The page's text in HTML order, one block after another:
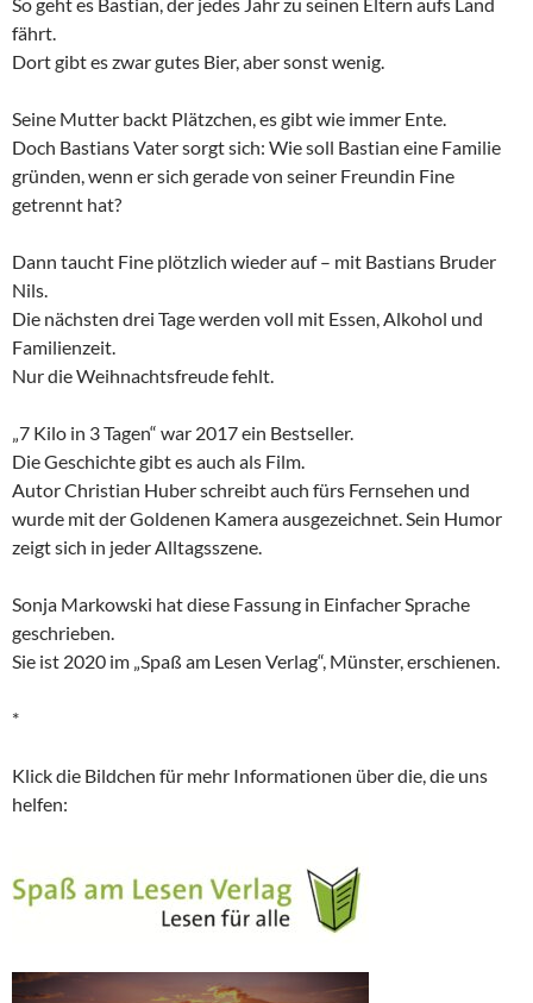
So geht es Bastian, der jedes Jahr zu seinen Eltern aufs Land
fährt.
Dort gibt es zwar gutes Bier, aber sonst wenig.
Seine Mutter backt Plätzchen, es gibt wie immer Ente.
Doch Bastians Vater sorgt sich: Wie soll Bastian eine Familie
gründen, wenn er sich gerade von seiner Freundin Fine
getrennt hat?
Dann taucht Fine plötzlich wieder auf – mit Bastians Bruder
Nils.
Die nächsten drei Tage werden voll mit Essen, Alkohol und
Familienzeit.
Nur die Weihnachtsfreude fehlt.
„7 Kilo in 3 Tagen“ war 2017 ein Bestseller.
Die Geschichte gibt es auch als Film.
Autor Christian Huber schreibt auch fürs Fernsehen und
wurde mit der Goldenen Kamera ausgezeichnet. Sein Humor
zeigt sich in jeder Alltagsszene.
Sonja Markowski hat diese Fassung in Einfacher Sprache
geschrieben.
Sie ist 2020 im „Spaß am Lesen Verlag“, Münster, erschienen.
*
Klick die Bildchen für mehr Informationen über die, die uns
helfen: